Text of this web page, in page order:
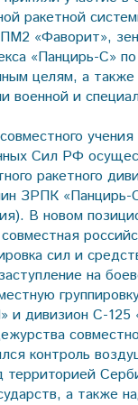
ракетной
«Фаворит»,
«Панцирь-С»
целям, а также
военной и
Сил РФ
ракетного
ЗРПК «Панцирь-
В новом
сил и
на
и дивизион С-125
контроль
территорией
а также